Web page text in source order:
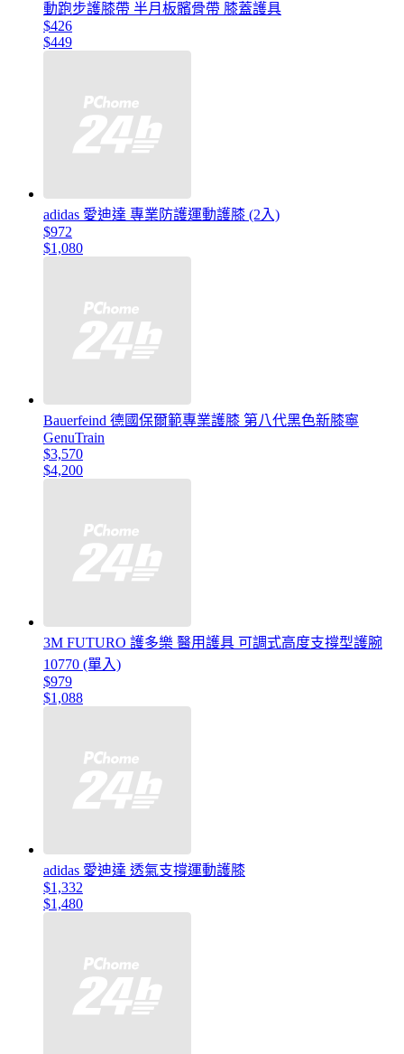
動跑步護膝帶 半月板髕骨帶 膝蓋護具
$426
$449
adidas 愛迪達 專業防護運動護膝 (2入)
$972
$1,080
Bauerfeind 德國保爾範專業護膝 第八代黑色新膝寧
GenuTrain
$3,570
$4,200
3M FUTURO 護多樂 醫用護具 可調式高度支撐型護腕
10770 (單入)
$979
$1,088
adidas 愛迪達 透氣支撐運動護膝
$1,332
$1,480